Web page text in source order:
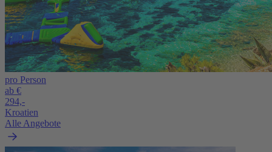
pro Person
ab €
294,-
Kroatien
Alle Angebote